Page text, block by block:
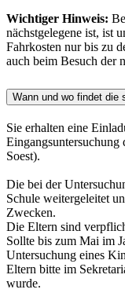
Wichtiger Hinweis:
nächstgelegene ist, ist
Fahrkosten nur bis zu
auch beim Besuch der
Wann und wo findet die
Sie erhalten eine
Eingangsuntersuchung
Soest).
Die bei der
Schule weitergeleitet
Zwecken.
Die Eltern sind
Sollte bis zum Mai im
Untersuchung eines
Eltern bitte im
wurde.